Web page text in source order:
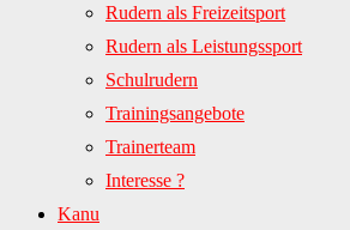
Rudern als Freizeitsport
Rudern als Leistungssport
Schulrudern
Trainingsangebote
Trainerteam
Interesse ?
Kanu